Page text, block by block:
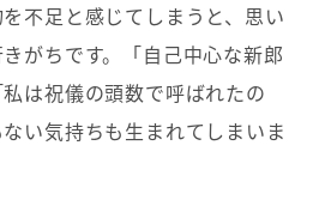
不足と感じてしまうと、思い
がちです。「自己中心な新郎
は祝儀の頭数で呼ばれたの
い気持ちも生まれてしまいま